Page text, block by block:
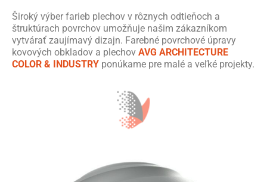
Široký výber farieb plechov v rôznych odtieňoch a
štruktúrach povrchov umožňuje našim zákazníkom
vytvárať zaujímavý dizajn. Farebné povrchové úpravy
kovových obkladov a plechov AVG ARCHITECTURE
COLOR & INDUSTRY ponúkame pre malé a veľké projekty.
AVG METAL farby